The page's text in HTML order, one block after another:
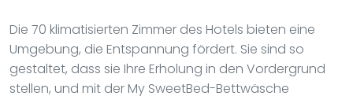
Die 70 klimatisierten Zimmer des Hotels bieten eine
Umgebung, die Entspannung fördert. Sie sind so
gestaltet, dass sie Ihre Erholung in den Vordergrund
stellen, und mit der My SweetBed-Bettwäsche